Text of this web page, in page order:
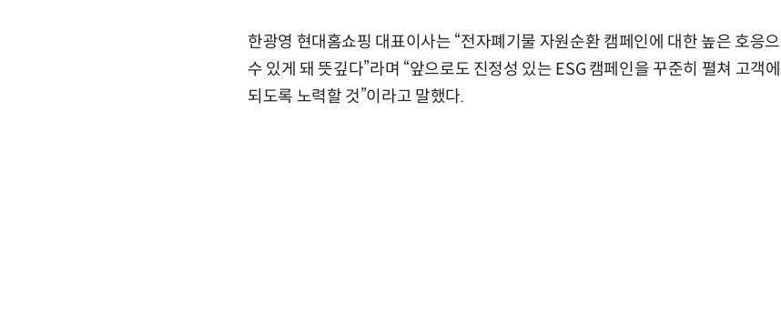
한광영 현대홈쇼핑 대표이사는 “전자폐기물 자원순환 캠페인에 대한 높은 호응
수 있게 돼 뜻깊다”라며 “앞으로도 진정성 있는 ESG 캠페인을 꾸준히 펼쳐 고객
되도록 노력할 것”이라고 말했다.